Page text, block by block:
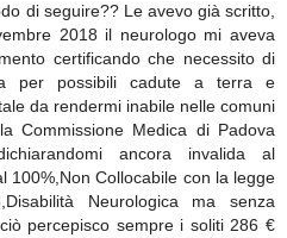
di seguire?? Le avevo già scritto,
2018 il neurologo mi aveva
certificando che necessito di
per possibili cadute a terra e
da rendermi inabile nelle comuni
Commissione Medica di Padova
ancora invalida al
100%,Non Collocabile con la legge
Neurologica ma senza
percepisco sempre i soliti 286 €